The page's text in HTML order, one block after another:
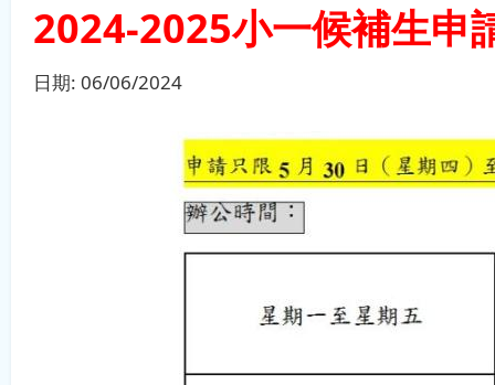
2024-2025小一候補生申
日期: 06/06/2024